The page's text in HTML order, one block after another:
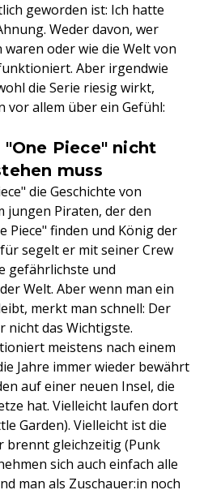
geworden ist: Ich hatte
Weder davon, wer
oder wie die Welt von
Aber irgendwie
die Serie riesig wirkt,
allem über ein Gefühl:
Piece" nicht
muss
die Geschichte von
jungen Piraten, der den
Piece" finden und König der
segelt er mit seiner Crew
gefährlichste und
Welt. Aber wenn man ein
merkt man schnell: Der
nicht das Wichtigste.
meistens nach einem
Jahre immer wieder bewährt
auf einer neuen Insel, die
hat. Vielleicht laufen dort
Garden). Vielleicht ist die
brennt gleichzeitig (Punk
sich auch einfach alle
man als Zuschauer:in noch